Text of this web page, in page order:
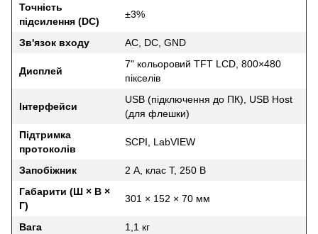
Точність
підсилення (DC)
±3%
Зв'язок входу AC, DC, GND
Дисплей
7" кольоровий TFT LCD, 800×480
пікселів
Інтерфейси
USB (підключення до ПК), USB Host
(для флешки)
Підтримка
протоколів
SCPI, LabVIEW
Запобіжник
2 А, клас T, 250 В
Габарити (Ш × В ×
Г)
301 × 152 × 70 мм
Вага 1,1 кг